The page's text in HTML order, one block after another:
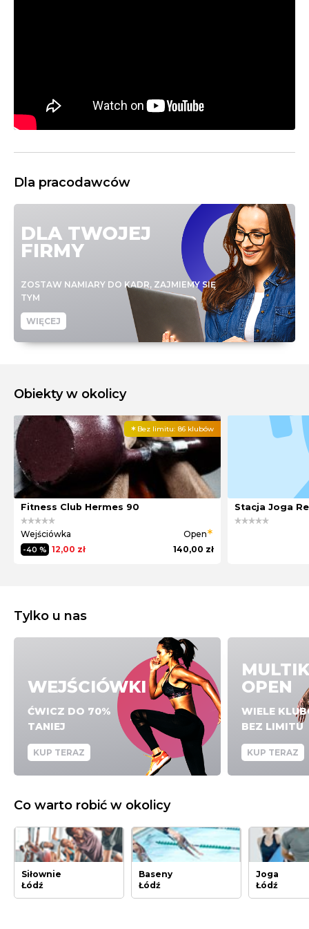
Dla pracodawców
DLA TWOJEJ
FIRMY
ZOSTAW NAMIARY DO KADR, ZAJMIEMY SIĘ
TYM
WIĘCEJ
Obiekty w okolicy
Bez limitu: 86 klubów
Fitness Club Hermes 90
Wejściówka
-40 % 12,00 zł
Open
140,00 zł
Stacja Joga
Tylko u nas
WEJŚCIÓWKI
ĆWICZ DO 70%
TANIEJ
KUP TERAZ
OPEN
WIELE
BEZ LIMITU
KUP TERAZ
Co warto robić w okolicy
Siłownie
Łódź
Baseny
Łódź
Joga
Łódź